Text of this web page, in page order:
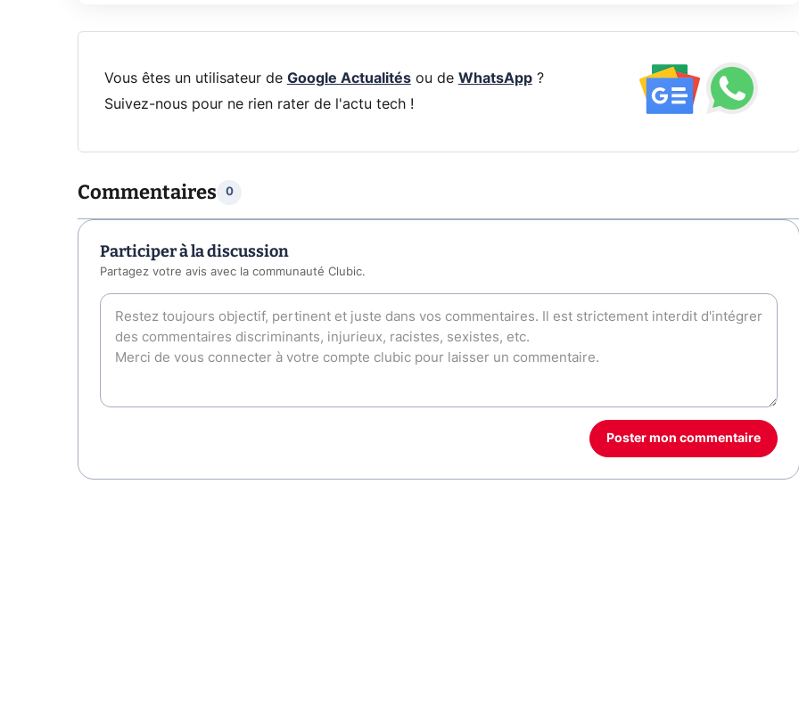
Vous êtes un utilisateur de Google Actualitésou de WhatsApp?
Suivez-nous pour ne rien rater de l'actu tech !
Commentaires 0
Participer à la discussion
Partagez votre avis avec la communauté Clubic.
Poster mon commentaire